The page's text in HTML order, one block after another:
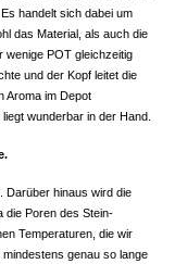
handelt sich dabei um
das Material, als auch die
wenige POT gleichzeitig
und der Kopf leitet die
Aroma im Depot
wunderbar in der Hand.
Darüber hinaus wird die
die Poren des Stein-
Temperaturen, die wir
genau so lange